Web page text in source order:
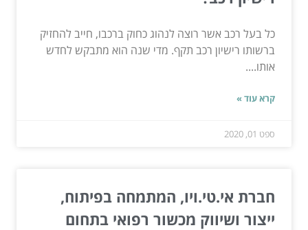
כל בעל רכב אשר רוצה לנהוג כחוק ברכבו, חייב להחזיק
ברשותו רישיון רכב תקף. מדי שנה הוא מתבקש לחדש
אותו....
קרא עוד »
ספט 01, 2020
חברת אי.טי.ויו, המתמחה בפיתוח,
ייצור ושיווק מכשור רפואי בתחום